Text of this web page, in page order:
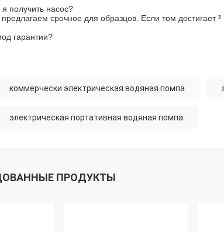
получить насос?
срочное для образцов. Если том достигает
гарантии?
коммерчески электрическая водяная помпа
электрическая портативная водяная помпа
ПРОДУКТЫ